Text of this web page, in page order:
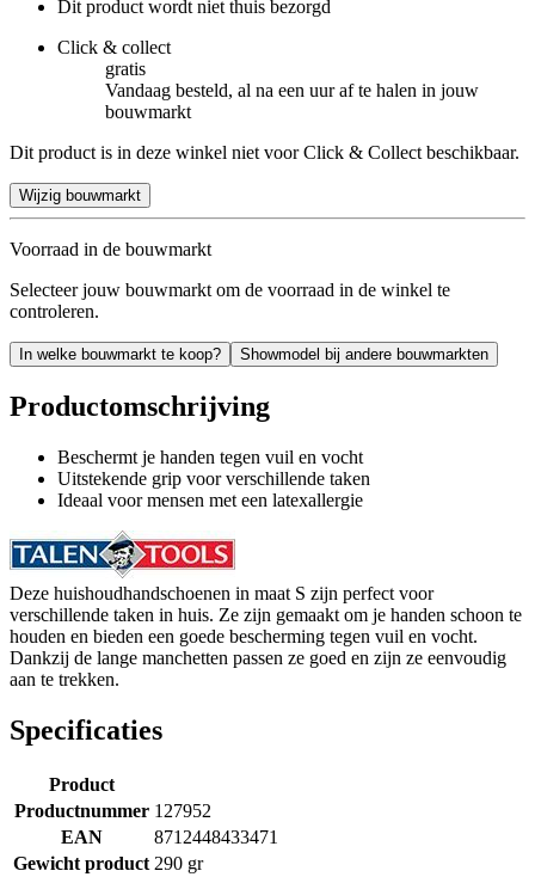
Dit product wordt niet thuis bezorgd
Click & collect
gratis
Vandaag besteld, al na een uur af te halen in jouw
bouwmarkt
Dit product is in deze winkel niet voor Click & Collect beschikbaar.
Wijzig bouwmarkt
Voorraad in de bouwmarkt
Selecteer jouw bouwmarkt om de voorraad in de winkel te
controleren.
In welke bouwmarkt te koop? Showmodel bij andere bouwmarkten
Productomschrijving
Beschermt je handen tegen vuil en vocht
Uitstekende grip voor verschillende taken
Ideaal voor mensen met een latexallergie
Deze huishoudhandschoenen in maat S zijn perfect voor
verschillende taken in huis. Ze zijn gemaakt om je handen schoon te
houden en bieden een goede bescherming tegen vuil en vocht.
Dankzij de lange manchetten passen ze goed en zijn ze eenvoudig
aan te trekken.
Specificaties
Product
Productnummer 127952
EAN
8712448433471
Gewicht product 290 gr